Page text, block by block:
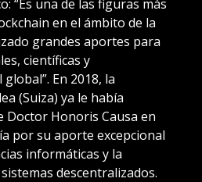
“Es una de las figuras más
en el ámbito de la
grandes aportes para
científicas y
En 2018, la
(Suiza) ya le había
Honoris Causa en
por su aporte excepcional
informáticas y la
descentralizados.